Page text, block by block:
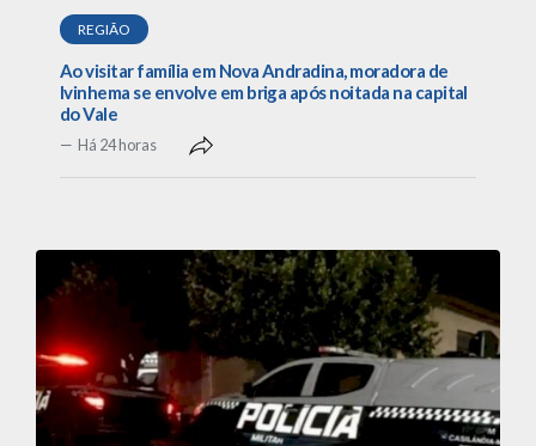
REGIÃO
Ao visitar família em Nova Andradina, moradora de
Ivinhema se envolve em briga após noitada na capital
do Vale
Há 24 horas